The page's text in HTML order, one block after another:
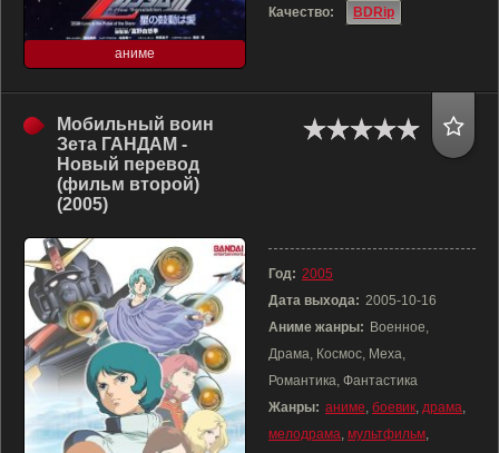
аниме
Качество:
BDRip
Мобильный воин
Зета ГАНДАМ -
Новый перевод
(фильм второй)
(2005)
Год: 2005
Дата выхода: 2005-10-16
Аниме жанры: Военное,
Драма, Космос, Меха,
Романтика, Фантастика
Жанры: аниме, боевик, драма,
мелодрама, мультфильм,